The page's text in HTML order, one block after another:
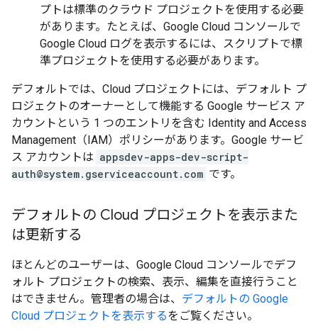
プトは標準のクラウド プロジェクトを使用する必要
があります。たとえば、Google Cloud コンソールで
Google Cloud ログを表示するには、スクリプトで標
準プロジェクトを使用する必要があります。
デフォルトでは、Cloud プロジェクトには、デフォルト プ
ロジェクトのオーナーとして機能する Google サービス ア
カウントという 1 つのエントリを含む Identity and Access
Management（IAM）ポリシーがあります。Google サービ
ス アカウントは appsdev-apps-dev-script-
auth@system.gserviceaccount.com です。
デフォルトの Cloud プロジェクトを表示また
は更新する
ほとんどのユーザーは、Google Cloud コンソールでデフ
ォルト プロジェクトの検索、表示、編集を直接行うこと
はできません。管理者の場合は、 デフォルトの Google
Cloud プロジェクトを表示するをご覧ください。